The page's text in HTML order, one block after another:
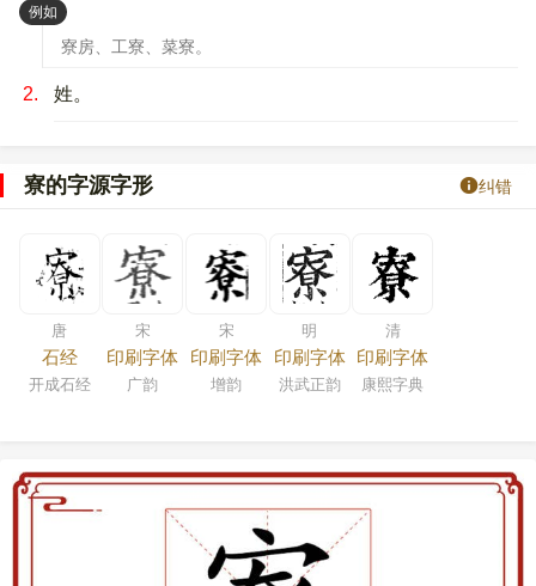
例如 ：
寮房、工寮、菜寮。
2. 姓。
寮的字源字形 纠错
唐
石经
开成石经
宋
印刷字体
广韵
宋
印刷字体
增韵
明
印刷字体
洪武正韵
清
印刷字体
康熙字典